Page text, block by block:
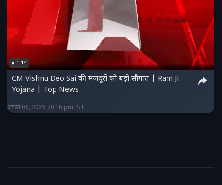
1:14
CM Vishnu Deo Sai की मजदूरों को बड़ी सौगात | Ram Ji
Yojana | Top News
अगस्त 06, 2026 20:16 pm IST